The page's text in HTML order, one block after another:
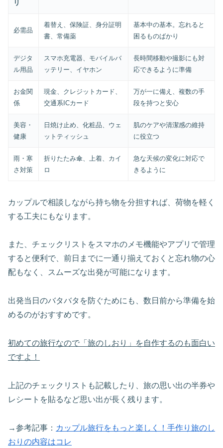
リ
必需品
着替え、保険証、身分証明
書、常備薬
基本中の基本。忘れると
困るものばかり
デジタ
ル用品
スマホ充電器、モバイルバ
ッテリー、イヤホン
長時間移動や撮影にも対
応できるように準備
お金関
係
現金、クレジットカード、
交通系ICカード
万が一に備え、複数の手
段を持つと安心
美容・
健康
日焼け止め、化粧品、ウェ
ットティッシュ
肌のケアや清潔感の維持
に役立つ
雨・寒
さ対策
折りたたみ傘、上着、カイ
ロ
急な天候の変化に対応で
きるように
カップルで相談しながら持ち物を分担すれば、荷物を軽く
する工夫にもなります。
また、チェックリストをスマホのメモ機能やアプリで管理
すると便利で、前日までに一通り揃えておくと忘れ物の心
配もなく、スムーズな出発が可能になります。
出発当日のバタバタを防ぐためにも、数日前から準備を始
めるのがおすすめです。
初めての旅行なので「旅のしおり」を自作するのも面白い
ですよ！
上記のチェックリストも記載したり、旅の思い出の半券や
レシートを貼るなど思い出が長く残ります。
→参考記事： カップル旅行をもっと楽しく！手作り旅のし
おりの内容はコレ